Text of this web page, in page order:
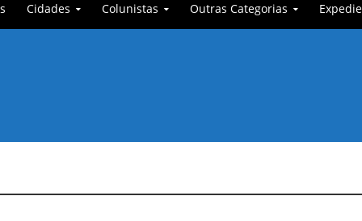
Cidades Colunistas Outras Categorias